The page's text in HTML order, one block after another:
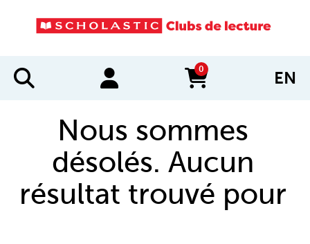
0
items in cart EN
Nous sommes
désolés. Aucun
résultat trouvé pour